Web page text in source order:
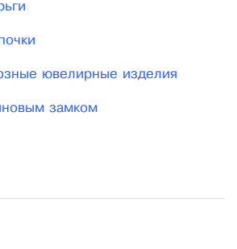
ювелирные изделия
замком